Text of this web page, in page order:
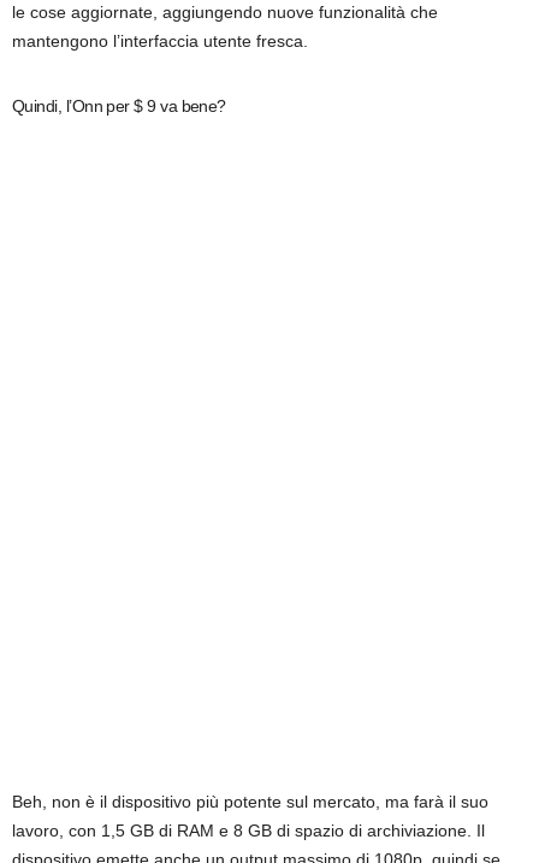
le cose aggiornate, aggiungendo nuove funzionalità che
mantengono l’interfaccia utente fresca.
Quindi, l’Onn per $ 9 va bene?
Beh, non è il dispositivo più potente sul mercato, ma farà il suo
lavoro, con 1,5 GB di RAM e 8 GB di spazio di archiviazione. Il